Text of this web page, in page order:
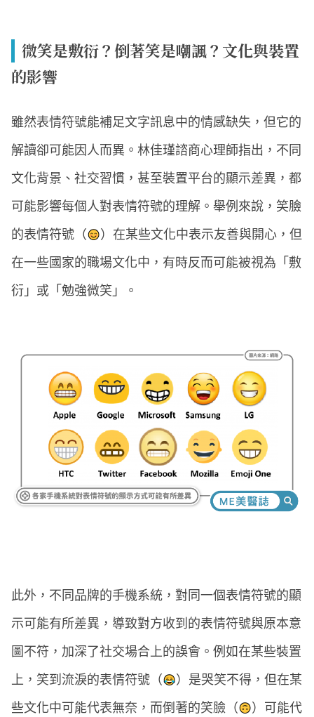
微笑是敷衍？倒著笑是嘲諷？文化與裝置
的影響
雖然表情符號能補足文字訊息中的情感缺失，但它的
解讀卻可能因人而異。林佳瑾諮商心理師指出，不同
文化背景、社交習慣，甚至裝置平台的顯示差異，都
可能影響每個人對表情符號的理解。舉例來說，笑臉
的表情符號（
）在某些文化中表示友善與開心，但
在一些國家的職場文化中，有時反而可能被視為「敷
衍」或「勉強微笑」。
此外，不同品牌的手機系統，對同一個表情符號的顯
示可能有所差異，導致對方收到的表情符號與原本意
圖不符，加深了社交場合上的誤會。例如在某些裝置
上，笑到流淚的表情符號（
）是哭笑不得，但在某
些文化中可能代表無奈，而倒著的笑臉（
）可能代